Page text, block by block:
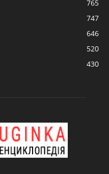
765
747
646
520
430